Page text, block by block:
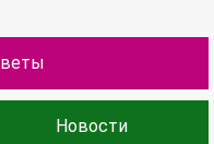
Новости